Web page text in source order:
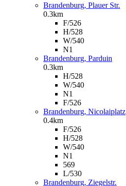
Brandenburg, Plauer Str.
0.3km
F/526
H/528
W/540
N1
Brandenburg, Parduin
0.3km
H/528
W/540
N1
F/526
Brandenburg, Nicolaiplatz
0.4km
F/526
H/528
W/540
N1
569
L/530
Brandenburg, Ziegelstr.